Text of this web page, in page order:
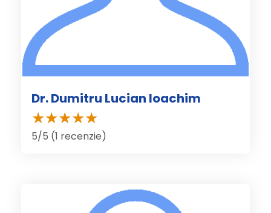
Dr. Dumitru Lucian Ioachim
5/5 (1 recenzie)